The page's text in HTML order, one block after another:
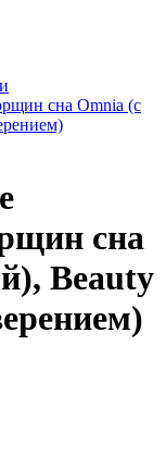
сна Omnia (с
сна
Beauty